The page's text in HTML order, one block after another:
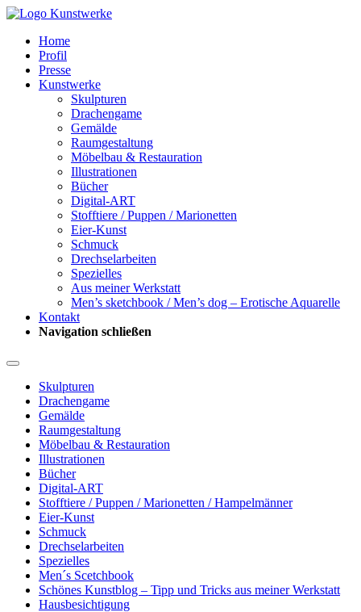
Home
Profil
Presse
Kunstwerke
Skulpturen
Drachengame
Gemälde
Raumgestaltung
Möbelbau & Restauration
Illustrationen
Bücher
Digital-ART
Stofftiere / Puppen / Marionetten
Eier-Kunst
Schmuck
Drechselarbeiten
Spezielles
Aus meiner Werkstatt
Men’s sketchbook / Men’s dog – Erotische Aquarelle
Kontakt
Navigation schließen
Skulpturen
Drachengame
Gemälde
Raumgestaltung
Möbelbau & Restauration
Illustrationen
Bücher
Digital-ART
Stofftiere / Puppen / Marionetten / Hampelmänner
Eier-Kunst
Schmuck
Drechselarbeiten
Spezielles
Men´s Scetchbook
Schönes Kunstblog – Tipp und Tricks aus meiner Werkstatt
Hausbesichtigung